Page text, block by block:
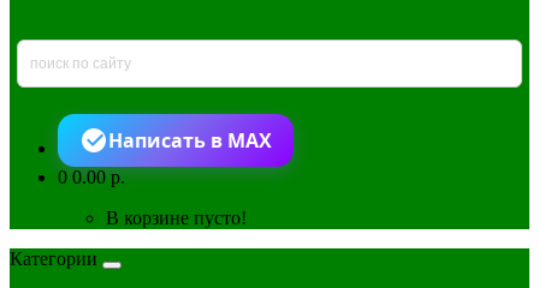
Написать в MAX
00.00 р.
В корзине пусто!
Категории